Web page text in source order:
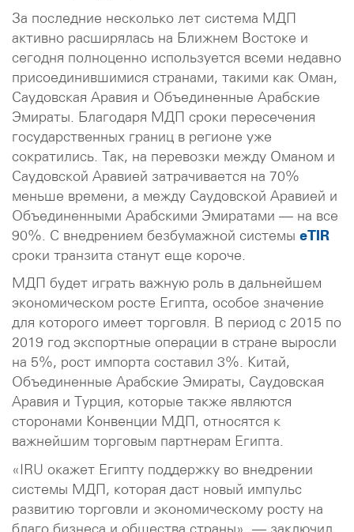
За последние несколько лет система МДП
активно расширялась на Ближнем Востоке и
сегодня полноценно используется всеми недавно
присоединившимися странами, такими как Оман,
Саудовская Аравия и Объединенные Арабские
Эмираты. Благодаря МДП сроки пересечения
государственных границ в регионе уже
сократились. Так, на перевозки между Оманом и
Саудовской Аравией затрачивается на 70%
меньше времени, а между Саудовской Аравией и
Объединенными Арабскими Эмиратами — на все
90%. С внедрением безбумажной системы eTIR
сроки транзита станут еще короче.
МДП будет играть важную роль в дальнейшем
экономическом росте Египта, особое значение
для которого имеет торговля. В период с 2015 по
2019 год экспортные операции в стране выросли
на 5%, рост импорта составил 3%. Китай,
Объединенные Арабские Эмираты, Саудовская
Аравия и Турция, которые также являются
сторонами Конвенции МДП, относятся к
важнейшим торговым партнерам Египта.
«IRU окажет Египту поддержку во внедрении
системы МДП, которая даст новый импульс
развитию торговли и экономическому росту на
благо бизнеса и общества страны», — заключил